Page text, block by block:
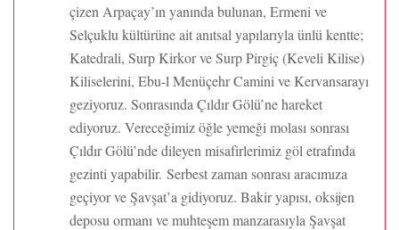
çizen Arpaçay’ın yanında bulunan, Ermeni ve
Selçuklu kültürüne ait anıtsal yapılarıyla ünlü kentte;
Katedrali, Surp Kirkor ve Surp Pirgiç (Keveli Kilise)
Kiliselerini, Ebu-l Menüçehr Camini ve Kervansarayı
geziyoruz. Sonrasında Çıldır Gölü’ne hareket
ediyoruz. Vereceğimiz öğle yemeği molası sonrası
Çıldır Gölü’nde dileyen misafirlerimiz göl etrafında
gezinti yapabilir. Serbest zaman sonrası aracımıza
geçiyor ve Şavşat’a gidiyoruz. Bakir yapısı, oksijen
deposu ormanı ve muhteşem manzarasıyla Şavşat